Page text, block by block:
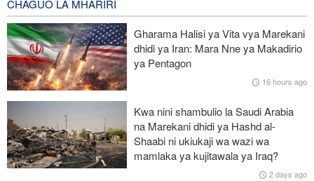
Jeshi la Yemen lapiga meli nyingine ya mafuta ya Saudi Arabia
katika Bahari Nyekundu
Ripoti: Marekani inazishinikiza nchi za Afrika kujiondoa ICC au
kukabiliwa na madhara
Africa CDC yatoa tahadhari kufuatia mlipuko wa Ebola Kongo
kushindwa kudhibitiwa
Hukumu ya kihistoria nchini Uingereza: Kupinga Uzayuni si chuki
CHAGUO LA MHARIRI
Gharama Halisi ya Vita vya Marekani
dhidi ya Iran: Mara Nne ya Makadirio
ya Pentagon
16 hours ago
Kwa nini shambulio la Saudi Arabia
na Marekani dhidi ya Hashd al-
Shaabi ni ukiukaji wa wazi wa
mamlaka ya kujitawala ya Iraq?
2 days ago